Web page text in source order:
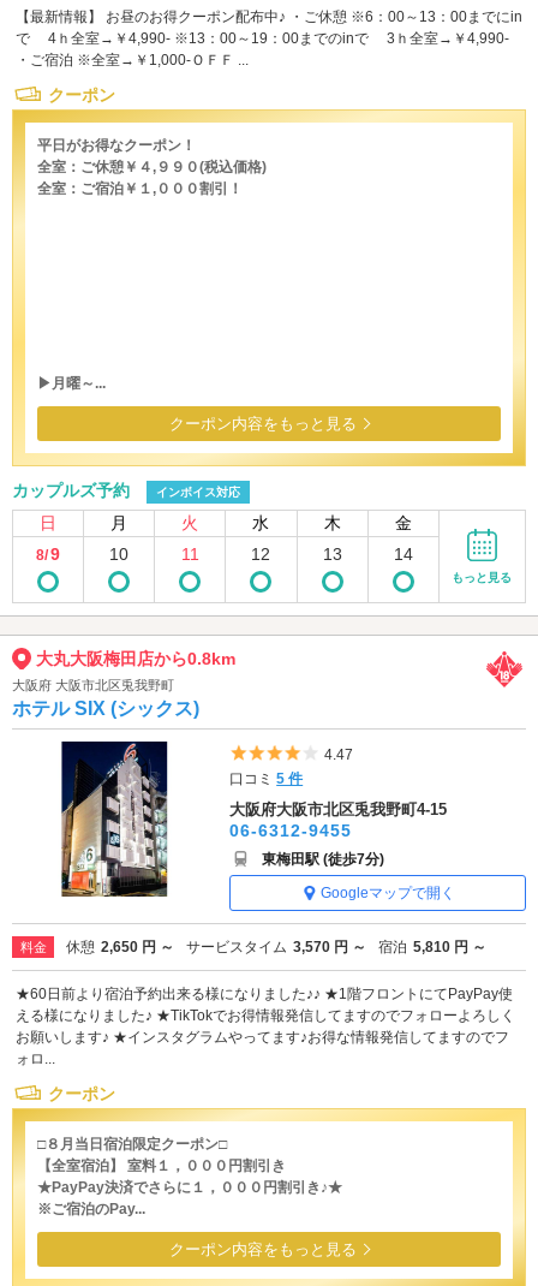
【最新情報】 お昼のお得クーポン配布中♪ ・ご休憩 ※6：00～13：00までにin
で 4ｈ全室→￥4,990- ※13：00～19：00までのinで 3ｈ全室→￥4,990-
・ご宿泊 ※全室→￥1,000-ＯＦＦ ...
クーポン
平日がお得なクーポン！
全室：ご休憩￥４,９９０(税込価格)
全室：ご宿泊￥１,０００割引！
▶月曜～...
クーポン内容をもっと見る
カップルズ予約 インボイス対応
日 月 火 水 木 金
8/9 10 11 12 13 14
もっと見る
大丸大阪梅田店から0.8km
大阪府 大阪市北区兎我野町
ホテル SIX (シックス)
5つ星のうち4
4.47
口コミ5 件
大阪府大阪市北区兎我野町4-15
06-6312-9455
東梅田駅 (徒歩7分)
Googleマップで開く
料金 休憩 2,650 円 ～ サービスタイム 3,570 円 ～ 宿泊 5,810 円 ～
★60日前より宿泊予約出来る様になりました♪♪ ★1階フロントにてPayPay使
える様になりました♪ ★TikTokでお得情報発信してますのでフォローよろしく
お願いします♪ ★インスタグラムやってます♪お得な情報発信してますのでフ
ォロ...
クーポン
□８月当日宿泊限定クーポン□
【全室宿泊】 室料１，０００円割引き
★PayPay決済でさらに１，０００円割引き♪★
※ご宿泊のPay...
クーポン内容をもっと見る